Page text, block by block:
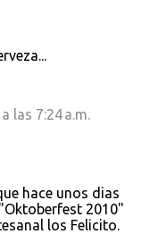
las 7:24 a.m.
hace unos dias
2010"
los Felicito.